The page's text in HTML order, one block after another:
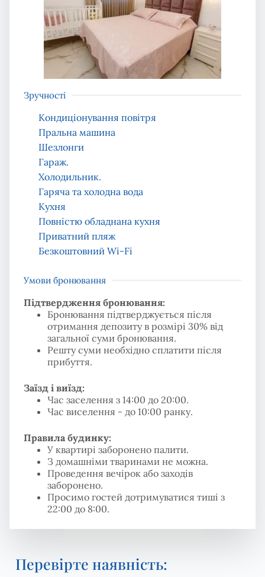
Зручності
Кондиціонування повітря
Пральна машина
Шезлонги
Гараж.
Холодильник.
Гаряча та холодна вода
Кухня
Повністю обладнана кухня
Приватний пляж
Безкоштовний Wi-Fi
Умови бронювання
Підтвердження бронювання:
Бронювання підтверджується після
отримання депозиту в розмірі 30% від
загальної суми бронювання.
Решту суми необхідно сплатити після
прибуття.
Заїзд і виїзд:
Час заселення з 14:00 до 20:00.
Час виселення - до 10:00 ранку.
Правила будинку:
У квартирі заборонено палити.
З домашніми тваринами не можна.
Проведення вечірок або заходів
заборонено.
Просимо гостей дотримуватися тиші з
22:00 до 8:00.
Перевірте наявність: